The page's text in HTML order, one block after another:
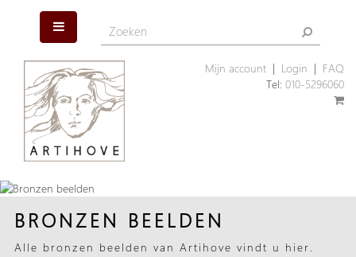
Mijn account| Login
FAQ
Tel: 010-5296060
BRONZEN BEELDEN
Alle bronzen beelden van Artihove vindt u hier.